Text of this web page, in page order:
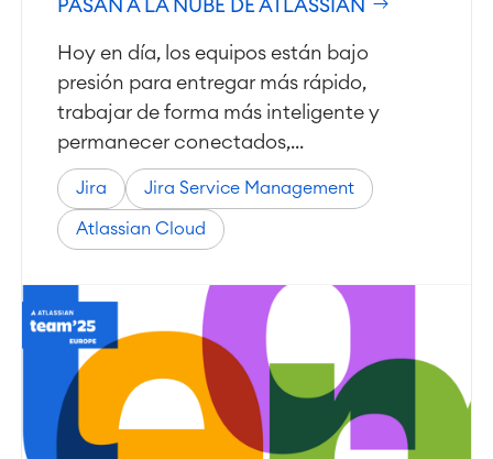
Atlassian Backup & Restore
PASAN A LA NUBE DE ATLASSIAN
Hoy en día, los equipos están bajo
presión para entregar más rápido,
trabajar de forma más inteligente y
permanecer conectados,...
Jira Jira Service Management
Atlassian Cloud